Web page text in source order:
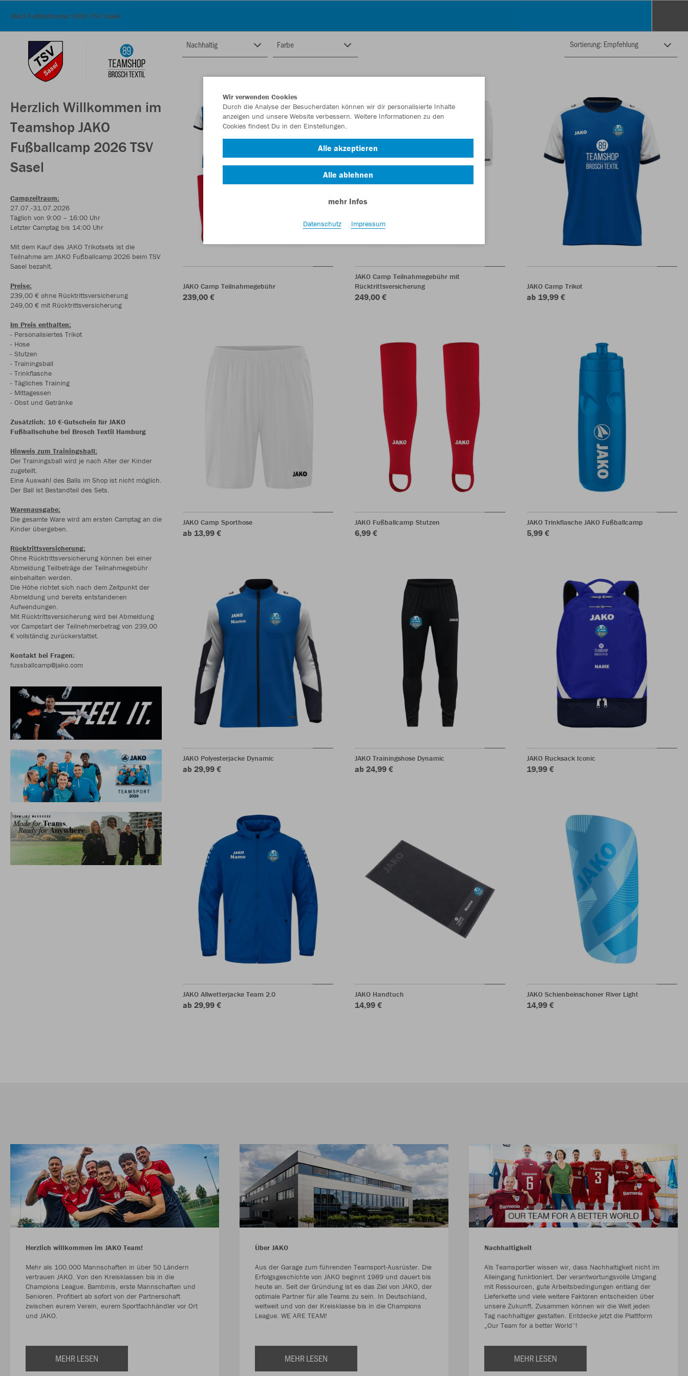
JAKO Fußballcamp 2026 TSV Sasel
Herzlich Willkommen im
Teamshop JAKO
Fußballcamp 2026 TSV
Sasel
Campzeitraum:
27.07.-31.07.2026
Täglich von 9:00 – 16:00 Uhr
Letzter Camptag bis 14:00 Uhr
Mit dem Kauf des JAKO Trikotsets ist die
Teilnahme am JAKO Fußballcamp 2026 beim TSV
Sasel bezahlt.
Preise:
239,00 € ohne Rücktrittsversicherung
249,00 € mit Rücktrittsversicherung
Im Preis enthalten:
- Personalisiertes Trikot
- Hose
- Stutzen
- Trainingsball
- Trinkflasche
- Tägliches Training
- Mittagessen
- Obst und Getränke
Zusätzlich: 10 €-Gutschein für JAKO
Fußballschuhe bei Brosch Textil Hamburg
Hinweis zum Trainingsball:
Der Trainingsball wird je nach Alter der Kinder
zugeteilt.
Eine Auswahl des Balls im Shop ist nicht möglich.
Der Ball ist Bestandteil des Sets.
Warenausgabe:
Die gesamte Ware wird am ersten Camptag an die
Kinder übergeben.
Rücktrittsversicherung:
Ohne Rücktrittsversicherung können bei einer
Abmeldung Teilbeträge der Teilnahmegebühr
einbehalten werden.
Die Höhe richtet sich nach dem Zeitpunkt der
Abmeldung und bereits entstandenen
Aufwendungen.
Mit Rücktrittsversicherung wird bei Abmeldung
vor Campstart der Teilnehmerbetrag von 239,00
€ vollständig zurückerstattet.
Kontakt bei Fragen:
fussballcamp@jako.com
Nachhaltig Farbe
JAKO Camp Teilnahmegebühr
239,00 €
JAKO Camp Teilnahmegebühr mit
Rücktrittsversicherung
249,00 €
JAKO Camp Trikot
ab 19,99 €
JAKO Camp Sporthose
ab 13,99 €
JAKO Fußballcamp Stutzen
6,99 €
JAKO Trinkflasche JAKO Fußballcamp
5,99 €
JAKO Polyesterjacke Dynamic
ab 29,99 €
JAKO Trainingshose Dynamic
ab 24,99 €
JAKO Rucksack Iconic
19,99 €
JAKO Allwetterjacke Team 2.0
ab 29,99 €
JAKO Handtuch
14,99 €
JAKO Schienbeinschoner River Light
14,99 €
Herzlich willkommen im JAKO Team!
Mehr als 100.000 Mannschaften in über 50 Ländern
vertrauen JAKO. Von den Kreisklassen bis in die
Champions League. Bambinis, erste Mannschaften und
Senioren. Profitiert ab sofort von der Partnerschaft
zwischen eurem Verein, eurem Sportfachhändler vor Ort
und JAKO.
MEHR LESEN
Über JAKO
Aus der Garage zum führenden Teamsport-Ausrüster. Die
Erfolgsgeschichte von JAKO beginnt 1989 und dauert bis
heute an. Seit der Gründung ist es das Ziel von JAKO, der
optimale Partner für alle Teams zu sein. In Deutschland,
weltweit und von der Kreisklasse bis in die Champions
League. WE ARE TEAM!
MEHR LESEN
Nachhaltigkeit
Als Teamsportler wissen wir, dass Nachhaltigkeit nicht im
Alleingang funktioniert. Der verantwortungsvolle Umgang
mit Ressourcen, gute Arbeitsbedingungen entlang der
Lieferkette und viele weitere Faktoren entscheiden über
unsere Zukunft. Zusammen können wir die Welt jeden
Tag nachhaltiger gestalten. Entdecke jetzt die Plattform
„Our Team for a better World“!
MEHR LESEN
Wir verwenden Cookies
Durch die Analyse der Besucherdaten können wir dir personalisierte Inhalte
anzeigen und unsere Website verbessern. Weitere Informationen zu den
Cookies findest Du in den Einstellungen.
Alle akzeptieren
Alle ablehnen
mehr Infos
Datenschutz Impressum